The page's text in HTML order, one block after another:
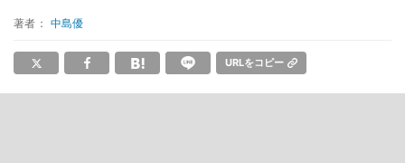
著者： 中島優
URLをコピー